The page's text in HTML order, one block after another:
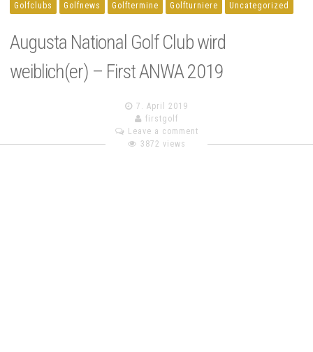
Golfclubs Golfnews Golftermine Golfturniere Uncategorized
Augusta National Golf Club wird
weiblich(er) – First ANWA 2019
7. April 2019
firstgolf
Leave a comment
3872 views